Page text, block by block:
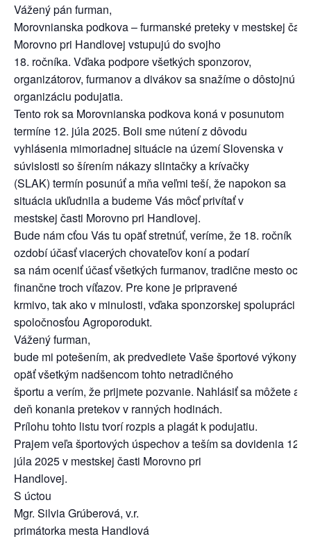
Vážený pán furman,
Morovnianska podkova – furmanské preteky v mestskej časti
Morovno pri Handlovej vstupujú do svojho
18. ročníka. Vďaka podpore všetkých sponzorov,
organizátorov, furmanov a divákov sa snažíme o dôstojnú
organizáciu podujatia.
Tento rok sa Morovnianska podkova koná v posunutom
termíne 12. júla 2025. Boli sme nútení z dôvodu
vyhlásenia mimoriadnej situácie na území Slovenska v
súvislosti so šírením nákazy slintačky a krívačky
(SLAK) termín posunúť a mňa veľmi teší, že napokon sa
situácia ukľudnila a budeme Vás môcť privítať v
mestskej časti Morovno pri Handlovej.
Bude nám cťou Vás tu opäť stretnúť, veríme, že 18. ročník
ozdobí účasť viacerých chovateľov koní a podarí
sa nám oceniť účasť všetkých furmanov, tradične mesto
finančne troch víťazov. Pre kone je pripravené
krmivo, tak ako v minulosti, vďaka sponzorskej spolupráci so
spoločnosťou Agroporodukt.
Vážený furman,
bude mi potešením, ak predvediete Vaše športové výkony
opäť všetkým nadšencom tohto netradičného
športu a verím, že prijmete pozvanie. Nahlásiť sa môžete aj v
deň konania pretekov v ranných hodinách.
Prílohu tohto listu tvorí rozpis a plagát k podujatiu.
Prajem veľa športových úspechov a teším sa dovidenia 12.
júla 2025 v mestskej časti Morovno pri
Handlovej.
S úctou
Mgr. Silvia Grúberová, v.r.
primátorka mesta Handlová